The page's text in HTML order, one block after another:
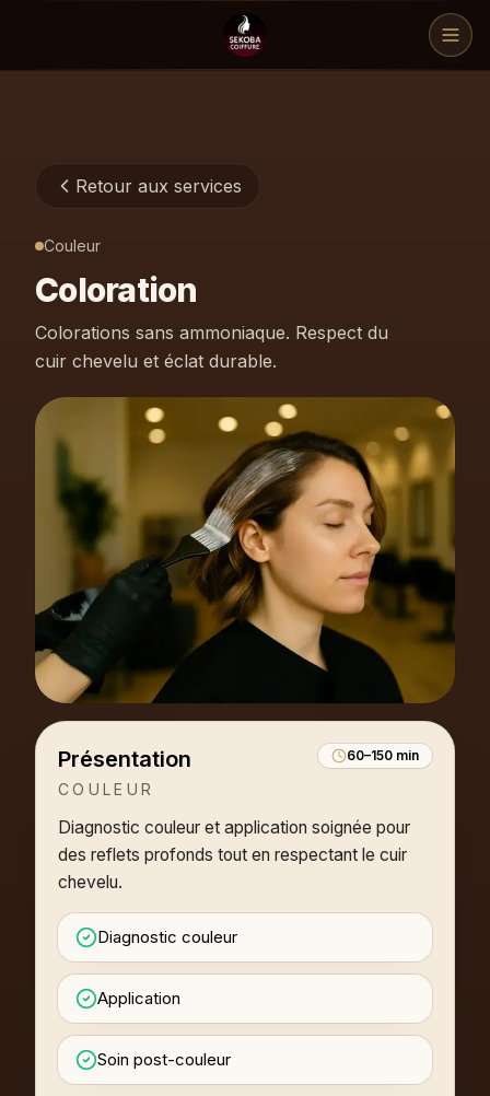
Galerie
Contact
Réserver en ligne
Appeler Itinéraire
Rue Voltaire 20 · 1201 Genève · Lun–Sam
Retour aux services
Couleur
Coloration
Colorations sans ammoniaque. Respect du
cuir chevelu et éclat durable.
Présentation
COULEUR
60–150 min
Diagnostic couleur et application soignée pour
des reflets profonds tout en respectant le cuir
chevelu.
Diagnostic couleur
Application
Soin post-couleur